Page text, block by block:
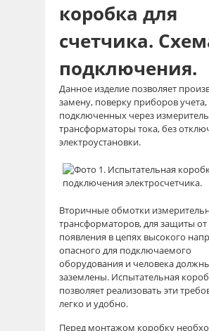
коробка для
счетчика.
подключения.
Данное изделие позволяет
замену, поверку приборов учета,
подключенных через
трансформаторы тока, без
электроустановки.
Вторичные обмотки
трансформаторов, для защиты
появления в цепях высокого
опасного для подключаемого
оборудования и человека
заземлены. Испытательная
позволяет реализовать эти
легко и удобно.
Перед монтажом коробку